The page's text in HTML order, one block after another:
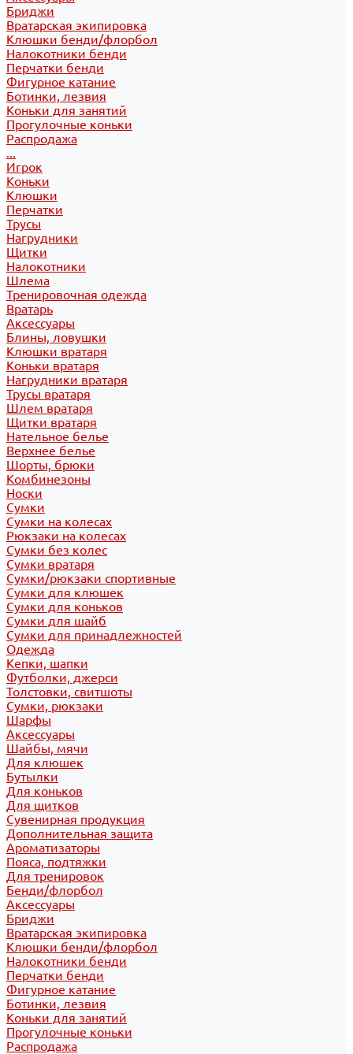
Бриджи
Вратарская экипировка
Клюшки бенди/флорбол
Налокотники бенди
Перчатки бенди
Фигурное катание
Ботинки, лезвия
Коньки для занятий
Прогулочные коньки
Распродажа
...
Игрок
Коньки
Клюшки
Перчатки
Трусы
Нагрудники
Щитки
Налокотники
Шлема
Тренировочная одежда
Вратарь
Аксессуары
Блины, ловушки
Клюшки вратаря
Коньки вратаря
Нагрудники вратаря
Трусы вратаря
Шлем вратаря
Щитки вратаря
Нательное белье
Верхнее белье
Шорты, брюки
Комбинезоны
Носки
Сумки
Сумки на колесах
Рюкзаки на колесах
Сумки без колес
Сумки вратаря
Сумки/рюкзаки спортивные
Сумки для клюшек
Сумки для коньков
Сумки для шайб
Сумки для принадлежностей
Одежда
Кепки, шапки
Футболки, джерси
Толстовки, свитшоты
Сумки, рюкзаки
Шарфы
Аксессуары
Шайбы, мячи
Для клюшек
Бутылки
Для коньков
Для щитков
Сувенирная продукция
Дополнительная защита
Ароматизаторы
Пояса, подтяжки
Для тренировок
Бенди/флорбол
Аксессуары
Бриджи
Вратарская экипировка
Клюшки бенди/флорбол
Налокотники бенди
Перчатки бенди
Фигурное катание
Ботинки, лезвия
Коньки для занятий
Прогулочные коньки
Распродажа